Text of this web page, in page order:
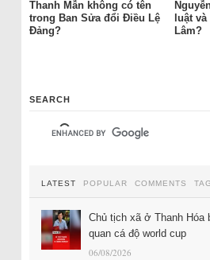
Thanh Mẫn không có tên
trong Ban Sửa đổi Điều Lệ
Đảng?
luật
Lâm?
SEARCH
LATEST POPULAR COMMENTS
Chủ tịch xã ở Thanh Hóa
quan cá độ world cup
06/08/2026